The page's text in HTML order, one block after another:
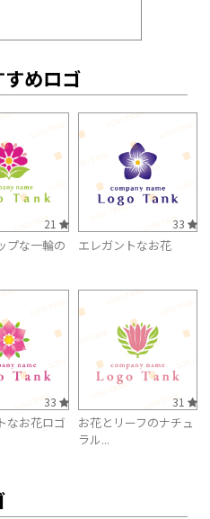
めロゴ
21
プな一輪の
33
エレガントなお花
33
なお花ロゴ
31
お花とリーフのナチュ
ラル...